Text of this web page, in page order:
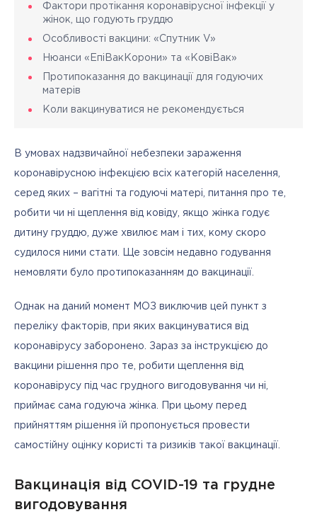
Фактори протікання коронавірусної інфекції у
жінок, що годують груддю
Особливості вакцини: «Спутник V»
Нюанси «ЕпіВакКорони» та «КовіВак»
Протипоказання до вакцинації для годуючих
матерів
Коли вакцинуватися не рекомендується
В умовах надзвичайної небезпеки зараження
коронавірусною інфекцією всіх категорій населення,
серед яких – вагітні та годуючі матері, питання про те,
робити чи ні щеплення від ковіду, якщо жінка годує
дитину груддю, дуже хвилює мам і тих, кому скоро
судилося ними стати. Ще зовсім недавно годування
немовляти було протипоказанням до вакцинації.
Однак на даний момент МОЗ виключив цей пункт з
переліку факторів, при яких вакцинуватися від
коронавірусу заборонено. Зараз за інструкцією до
вакцини рішення про те, робити щеплення від
коронавірусу під час грудного вигодовування чи ні,
приймає сама годуюча жінка. При цьому перед
прийняттям рішення їй пропонується провести
самостійну оцінку користі та ризиків такої вакцинації.
Вакцинація від COVID-19 та грудне
вигодовування